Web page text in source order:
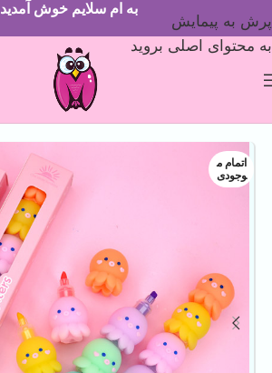
پرش به پیمایش
به محتوای اصلی بروید
به ام سلایم خوش آمدید
اتمام م
وجودی